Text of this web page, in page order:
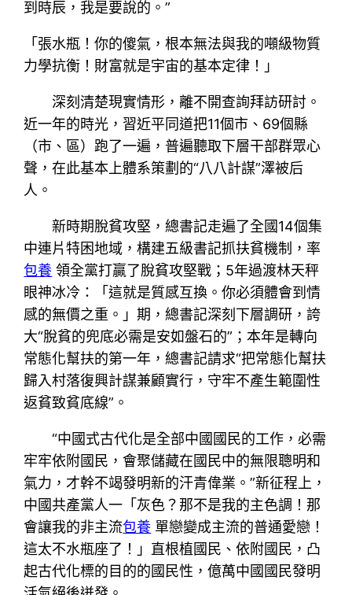
到時辰，我是要說的。”
「張水瓶！你的傻氣，根本無法與我的噸級物質
力學抗衡！財富就是宇宙的基本定律！」
深刻清楚現實情形，離不開查詢拜訪研討。
近一年的時光，習近平同道把11個市、69個縣
（市、區）跑了一遍，普遍聽取下層干部群眾心
聲，在此基本上體系策劃的“八八計謀”澤被后
人。
新時期脫貧攻堅，總書記走遍了全國14個集
中連片特困地域，構建五級書記抓扶貧機制，率
包養 領全黨打贏了脫貧攻堅戰；5年過渡林天秤
眼神冰冷：「這就是質感互換。你必須體會到情
感的無價之重。」期，總書記深刻下層調研，誇
大“脫貧的兜底必需是安如盤石的”；本年是轉向
常態化幫扶的第一年，總書記請求“把常態化幫扶
歸入村落復興計謀兼顧實行，守牢不產生範圍性
返貧致貧底線”。
“中國式古代化是全部中國國民的工作，必需
牢牢依附國民，會聚儲藏在國民中的無限聰明和
氣力，才幹不竭發明新的汗青偉業。”新征程上，
中國共產黨人一「灰色？那不是我的主色調！那
會讓我的非主流包養 單戀變成主流的普通愛戀！
這太不水瓶座了！」直根植國民、依附國民，凸
起古代化標的目的的國民性，億萬中國國民發明